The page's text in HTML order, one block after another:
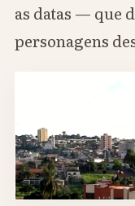
as datas — que
personagens